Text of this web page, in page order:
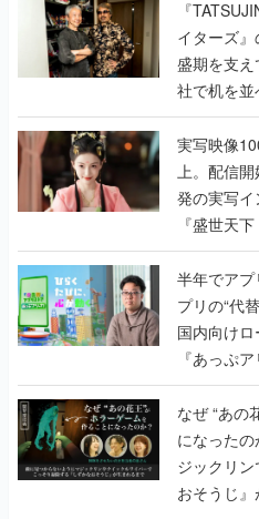
く
『
イターズ
盛期を支
社で机を
『
んだレジ
実写映像
上。配信
発の実写
『盛世天
うこだわ
半年でアプリ
プリの“代
国内向け
『あっぷ
てみた
なぜ “あの
になったのか？ 敵に見つから
ジックリ
おそうじ』